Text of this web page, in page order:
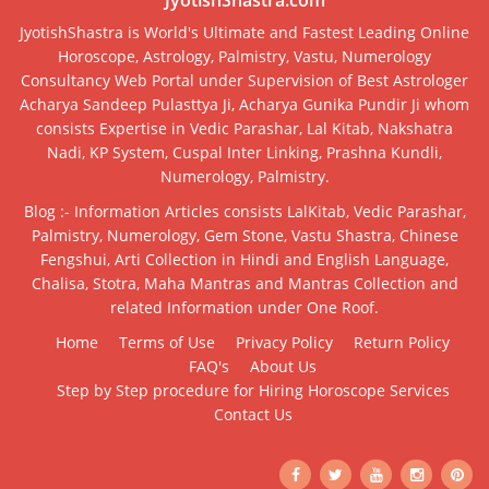
JyotishShastra is World's Ultimate and Fastest Leading Online
Horoscope, Astrology, Palmistry, Vastu, Numerology
Consultancy Web Portal under Supervision of Best Astrologer
Acharya Sandeep Pulasttya Ji, Acharya Gunika Pundir Ji whom
consists Expertise in Vedic Parashar, Lal Kitab, Nakshatra
Nadi, KP System, Cuspal Inter Linking, Prashna Kundli,
Numerology, Palmistry.
Blog :- Information Articles consists LalKitab, Vedic Parashar,
Palmistry, Numerology, Gem Stone, Vastu Shastra, Chinese
Fengshui, Arti Collection in Hindi and English Language,
Chalisa, Stotra, Maha Mantras and Mantras Collection and
related Information under One Roof.
Home
Terms of Use Privacy Policy
Return Policy
FAQ's
About Us
Step by Step procedure for Hiring Horoscope Services
Contact Us